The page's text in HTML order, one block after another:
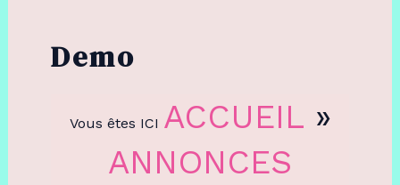
Demo
Vous êtes ICI ACCUEIL»
ANNONCES